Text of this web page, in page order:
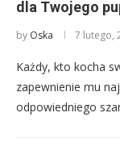
dla Twojego
by Oska 7 lutego,
Każdy, kto kocha
zapewnienie mu
odpowiedniego